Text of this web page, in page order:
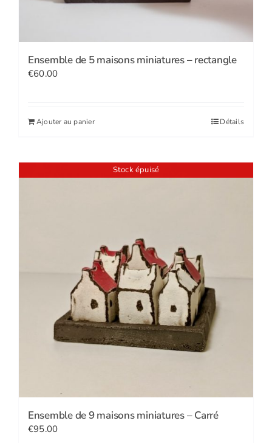
Ensemble de 5 maisons miniatures – rectangle
€60.00
Ajouter au panier Détails
Stock épuisé
Ensemble de 9 maisons miniatures – Carré
€95.00